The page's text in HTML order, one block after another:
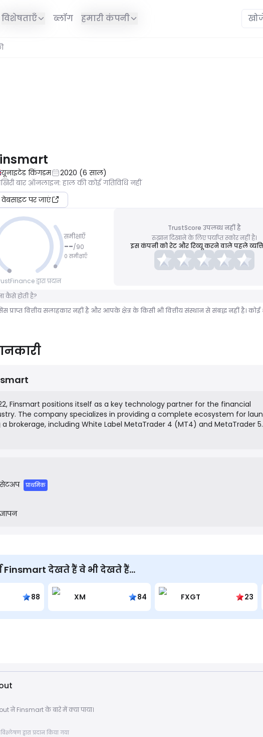
विशेषताएँ ब्लॉग हमारी कंपनी
यूनाइटेड किंगडम 2020 (6 साल)
बार ऑनलाइन: हाल की कोई गतिविधि नहीं
वेबसाइट पर जाएं
करें
समीक्षाएँ
--/90
0 समीक्षाएँ
द्वारा प्रदान
TrustScore उपलब्ध नहीं है
रुझान दिखाने के लिए पर्याप्त स्कोर नहीं है।
इस कंपनी को रेट और रिव्यू करने वाले पहले
कैसे होती है?
प्राप्त वित्तीय सलाहकार नहीं है और आपके क्षेत्र के किसी भी वित्तीय संस्थान से संबद्ध नहीं
Finsmart positions itself as a key technology partner for the financial
The company specializes in providing a complete ecosystem for
brokerage, including White Label MetaTrader 4 (MT4) and MetaTrader 5
a proprietary CRM and Trader's Room software, liquidity
efficiently and scale their business in the competitive financial
सेटअप प्राथमिक
Finsmart देखते हैं वे भी देखते हैं...
88 XM 84 FXGT 23
ने Finsmart के बारे में क्या पाया।
द्वारा प्रदान किया गया